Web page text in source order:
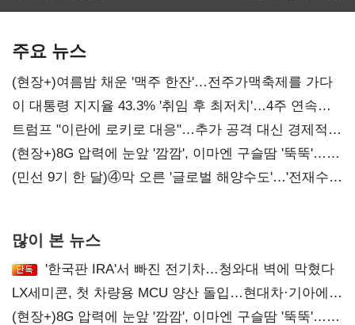
주요 뉴스
(현장+)여름밤 채운 '맥주 한잔'…전주가맥축제를 가다
이 대통령 지지율 43.3% '취임 후 최저치'…4주 연속
'하락'
트럼프 "이란에 로키로 대응"…추가 공격 대신 경제적
압박 시사
(현장+)8G 압력에 눈앞 '깜깜', 이마엔 구슬땀 '뚝뚝'…
화려한 에어쇼 뒤 땀방울
(민선 9기 한 달)④막 오른 '글로벌 해양수도'…'전재수
많이 본 뉴스
'한국판 IRA'서 빠진 전기차…청와대 벽에 막혔다
LX세미콘, 첫 차량용 MCU 양산 돌입…현대차·기아에
공급
(현장+)8G 압력에 눈앞 '깜깜', 이마엔 구슬땀 '뚝뚝'…